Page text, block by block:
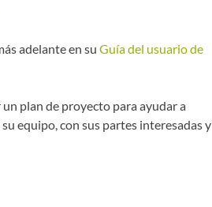
adelante en su Guía del usuario de
plan de proyecto para ayudar a
equipo, con sus partes interesadas y